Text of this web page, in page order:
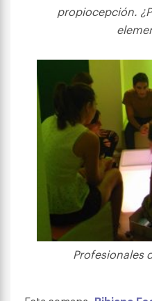
propiocepción.
Profesionales